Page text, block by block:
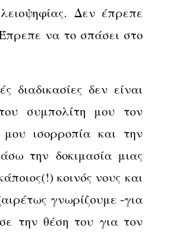
Δεν έπρεπε
να το σπάσει στο
διαδικασίες δεν είναι
συμπολίτη μου τον
μου ισορροπία και την
την δοκιμασία μιας
κοινός νους και
γνωρίζουμε -για
την θέση του για τον